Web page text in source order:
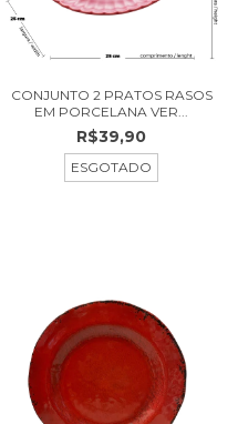
CONJUNTO 2 PRATOS RASOS
EM PORCELANA VER...
R$39,90
ESGOTADO